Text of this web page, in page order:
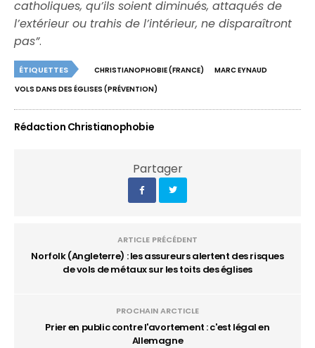
catholiques, qu’ils soient diminués, attaqués de
l’extérieur ou trahis de l’intérieur, ne disparaîtront
pas”.
ÉTIQUETTES CHRISTIANOPHOBIE (FRANCE)
MARC EYNAUD
VOLS DANS DES ÉGLISES (PRÉVENTION)
Rédaction Christianophobie
Partager
ARTICLE PRÉCÉDENT
Norfolk (Angleterre) : les assureurs alertent des risques
de vols de métaux sur les toits des églises
PROCHAIN ARCTICLE
Prier en public contre l'avortement : c'est légal en
Allemagne